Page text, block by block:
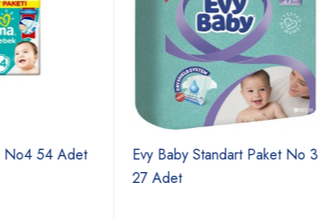
54 Adet
Evy Baby Standart Paket No 3
27 Adet